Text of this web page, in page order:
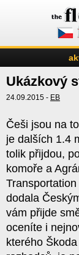
Ukázkový
24.09.2015 - EB
Češi jsou na
je dalších 1.4
tolik přijdou,
komoře a
dodala
vám přijde
oceníte i
kterého